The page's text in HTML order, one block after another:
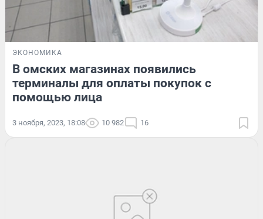
ЭКОНОМИКА
В омских магазинах появились
терминалы для оплаты покупок с
помощью лица
3 ноября, 2023, 18:08 10 982 16